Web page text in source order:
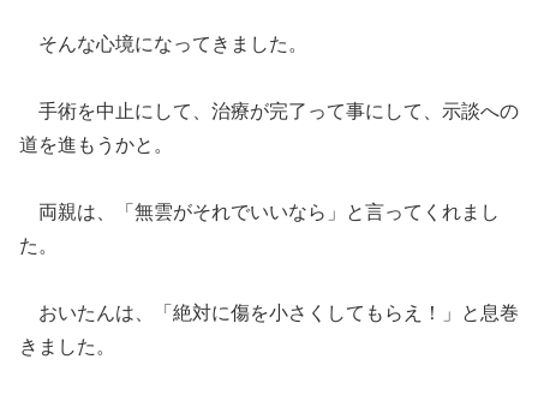
そんな心境になってきました。
手術を中止にして、治療が完了って事にして、示談への
道を進もうかと。
両親は、「無雲がそれでいいなら」と言ってくれまし
た。
おいたんは、「絶対に傷を小さくしてもらえ！」と息巻
きました。